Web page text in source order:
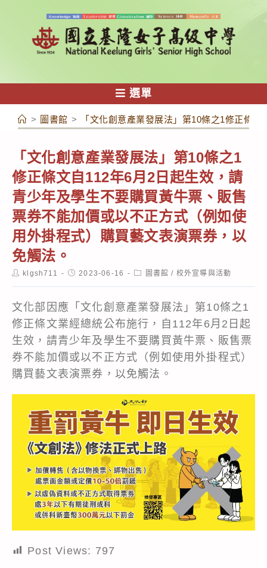
容
選單
> 圖書館 > 「文化創意產業發展法」第10條之1修正條
「文化創意產業發展法」第10條之1
修正條文自112年6月2日起生效，請
青少年及學生不要購買黃牛票、販售
票券不能加價或以不正方式（例如使
用外掛程式）購買藝文表演票券，以
免觸法。
Postklgsh711
Post2023-06-16
Post圖書館 / 校外宣導與活動
文化部因應「文化創意產業發展法」第10條之1
修正條文業經總統公布施行，自112年6月2日起
生效，請青少年及學生不要購買黃牛票、販售票
券不能加價或以不正方式（例如使用外掛程式）
購買藝文表演票券，以免觸法。
Post Views: 797